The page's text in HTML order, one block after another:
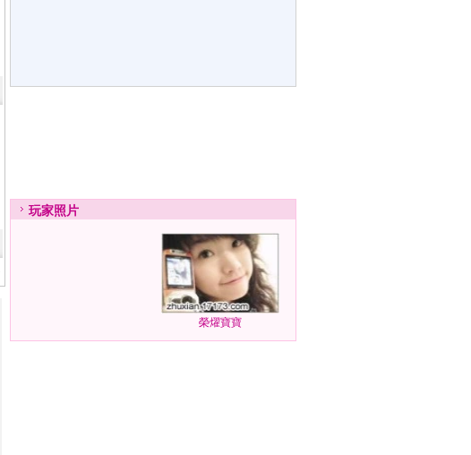
玩家照片
榮燿寶寶